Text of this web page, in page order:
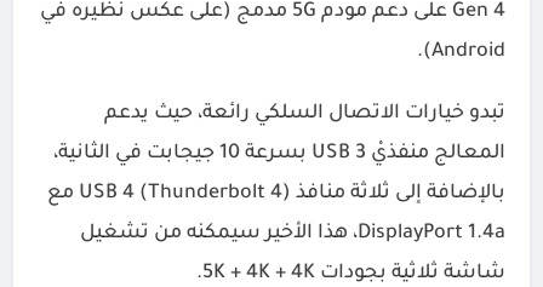
Gen 4 على دعم مودم 5G مدمج (على عكس نظيره في
Android).
تبدو خيارات الاتصال السلكي رائعة، حيث يدعم
المعالج منفذيْ USB 3 بسرعة 10 جيجابت في الثانية،
بالإضافة إلى ثلاثة منافذ USB 4 (Thunderbolt 4) مع
DisplayPort 1.4a، هذا الأخير سيمكنه من تشغيل
شاشة ثلاثية بجودات 5K + 4K + 4K.